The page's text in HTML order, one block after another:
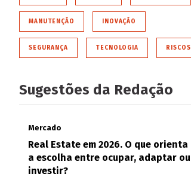
MANUTENÇÃO INOVAÇÃO
SEGURANÇA TECNOLOGIA RISCOS
Sugestões da Redação
Mercado
Real Estate em 2026. O que orienta
a escolha entre ocupar, adaptar ou
investir?